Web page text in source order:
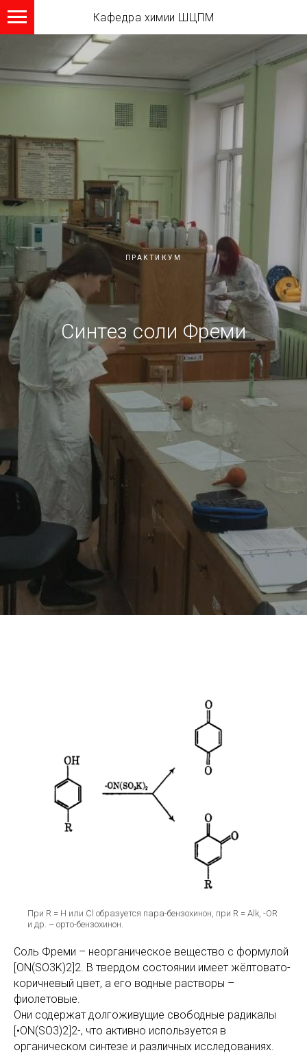
Кафедра химии ШЦПМ
ПРАКТИКУМ
Синтез соли Фреми
При R = H или Cl образуется пара-бензохинон, при R = Alk, -OR
и др. – орто-бензохинон.
Соль Фреми – неорганическое вещество с формулой
[ON(SO3K)2]2. В твердом состоянии имеет жёлтовато-
коричневый цвет, а его водные растворы –
фиолетовые.
Они содержат долгоживущие свободные радикалы
[•ON(SO3)2]­2-, что активно используется в
органическом синтезе и различных исследованиях.